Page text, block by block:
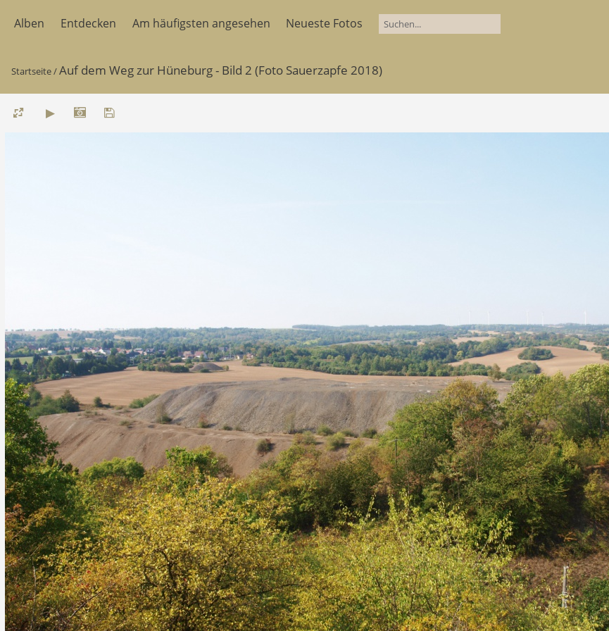
Alben Entdecken Am häufigsten angesehen Neueste Fotos
Startseite/Auf dem Weg zur Hüneburg - Bild 2 (Foto Sauerzapfe 2018)